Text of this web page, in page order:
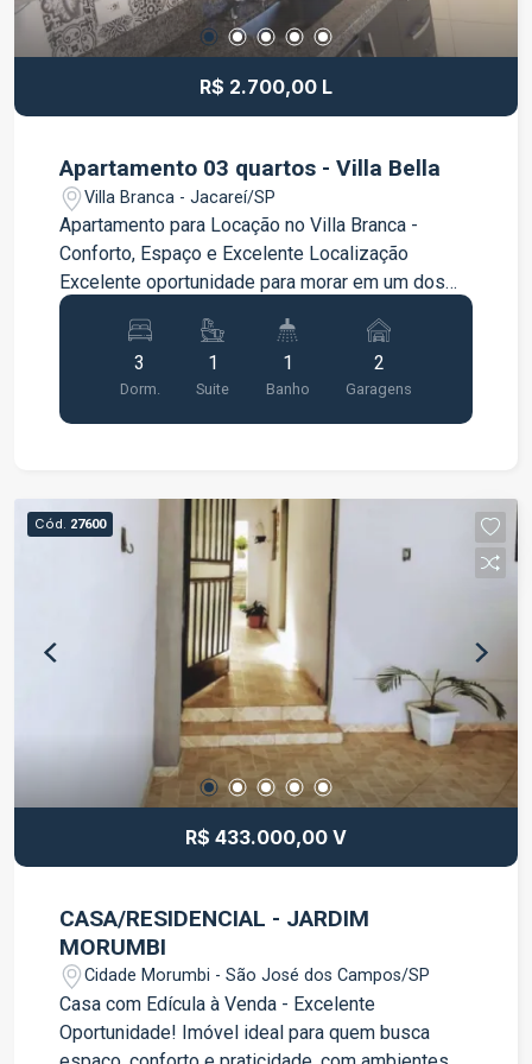
visita.
R$ 2.700,00 L
Apartamento 03 quartos - Villa Bella
Villa Branca - Jacareí/SP
Apartamento para Locação no Villa Branca -
Conforto, Espaço e Excelente Localização
Excelente oportunidade para morar em um dos
bairros mais valorizados de Jacareí! Este
apartamento oferece ambientes amplos, bem
distribuídos e planejados para proporcionar
praticidade e conforto para toda a família.
Características do imóvel: 3 dormitórios, sendo 1
com móveis planejados Sacada Banheiro social
Área de serviço 2 vagas de garagem O imóvel
conta com ótimo aproveitamento dos espaços,
acabamentos de qualidade e móveis planejados
que trazem mais organização e funcionalidade ao
infraestrutura completa, próximo a
supermercados, escolas, farmácias, restaurantes,
academias e com fácil acesso à Rodovia
Presidente Dutra. Agende sua visita e venha
conhecer seu novo lar!
3
Dorm.
1
Suite
1
Banho
2
Garagens
Cód. 27600
R$ 433.000,00 V
CASA/RESIDENCIAL - JARDIM
MORUMBI
Cidade Morumbi - São José dos Campos/SP
Casa com Edícula à Venda - Excelente
Oportunidade! Imóvel ideal para quem busca